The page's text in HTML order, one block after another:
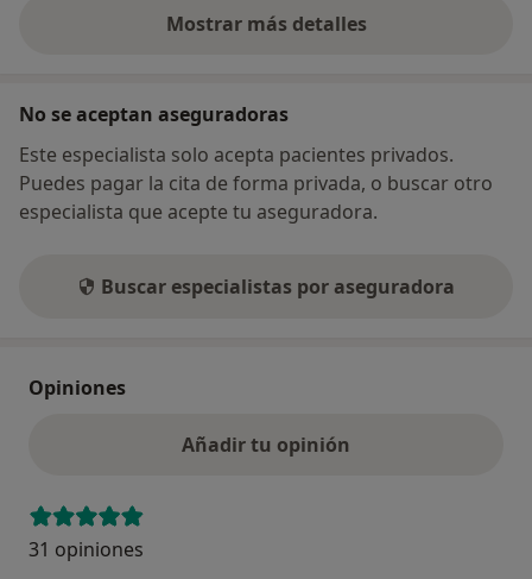
Mostrar más detalles
sobre la dirección
No se aceptan aseguradoras
Este especialista solo acepta pacientes privados.
Puedes pagar la cita de forma privada, o buscar otro
especialista que acepte tu aseguradora.
Buscar especialistas por aseguradora
Opiniones
Añadir tu opinión
31 opiniones